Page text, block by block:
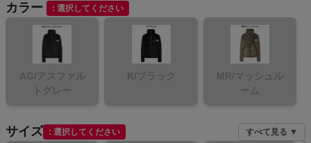
メンズカジュアルウェア
レディースカジュアルウェア
メンズスポーツウェア
カラー 選択してください
AG/アスファル
トグレー
K/ブラック
MR/マッシュル
ーム
サイズ 選択してください すべて見る ▼